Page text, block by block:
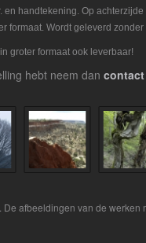
handtekening. Op
formaat. Wordt geleverd
groter formaat ook leverbaar!
hebt neem dan contact
afbeeldingen van de